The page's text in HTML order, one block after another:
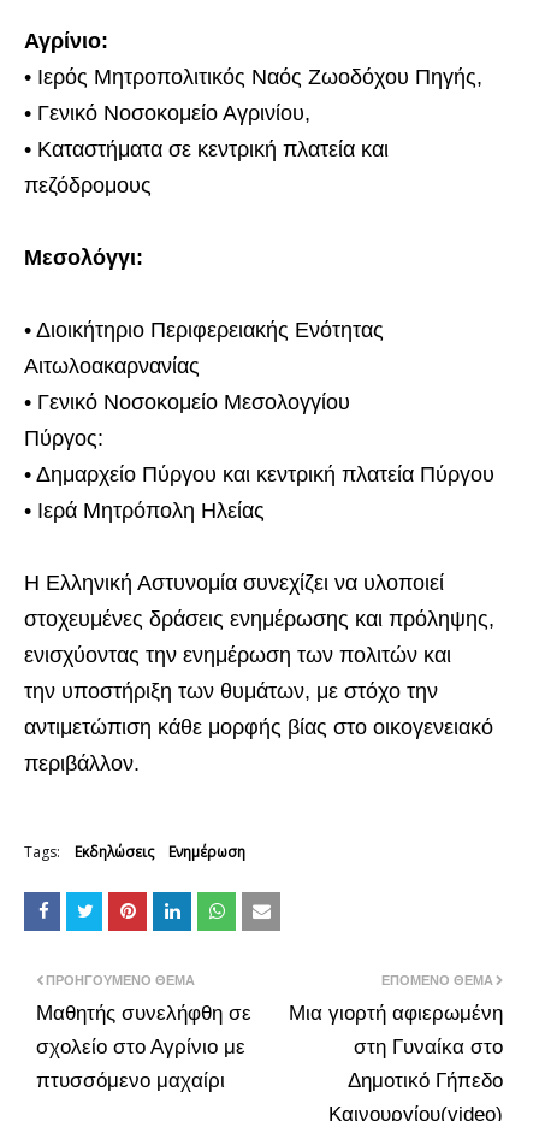
Αγρίνιο:
• Ιερός Μητροπολιτικός Ναός Ζωοδόχου Πηγής,
• Γενικό Νοσοκομείο Αγρινίου,
• Καταστήματα σε κεντρική πλατεία και
πεζόδρομους
Μεσολόγγι:
• Διοικήτηριο Περιφερειακής Ενότητας
Αιτωλοακαρνανίας
• Γενικό Νοσοκομείο Μεσολογγίου
Πύργος:
• Δημαρχείο Πύργου και κεντρική πλατεία Πύργου
• Ιερά Μητρόπολη Ηλείας
Η Ελληνική Αστυνομία συνεχίζει να υλοποιεί
στοχευμένες δράσεις ενημέρωσης και πρόληψης,
ενισχύοντας την ενημέρωση των πολιτών και
την υποστήριξη των θυμάτων, με στόχο την
αντιμετώπιση κάθε μορφής βίας στο οικογενειακό
περιβάλλον.
Tags: Εκδηλώσεις Ενημέρωση
ΕΠΌΜΕΝΟ ΘΈΜΑ
Μια γιορτή αφιερωμένη
στη Γυναίκα στο
Δημοτικό Γήπεδο
Καινουργίου(video)
ΠΡΟΗΓΟΎΜΕΝΟ ΘΈΜΑ
Μαθητής συνελήφθη σε
σχολείο στο Αγρίνιο με
πτυσσόμενο μαχαίρι